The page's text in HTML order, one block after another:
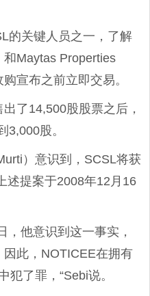
的关键人员之一，了解
Maytas Properties
宣布之前立即交易。
了14,500股股票之后，
3,000股。
）意识到，SCSL将获
述提案于2008年12月16
，他意识到这一事实，
此，NOTICEE在拥有
犯了罪，“Sebi说。